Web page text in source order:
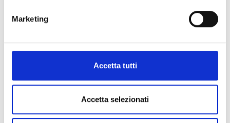
Marketing
Accetta tutti
Accetta selezionati
Simonetta Gasperini, presidente dell'Istituto Paideia, ha sottolineato
il valore dell'iniziativa come momento di condivisione e solidarietà:
ritroviamo per una festa dedicata alle famiglie. Cerchiamo sempre
di creare un momento lieto, aggregativo, perché la parola d'ordine
accompagnata da musica, sfilate e apericena, ma soprattutto
un'occasione per ricordarci quanto sia importante la donazione e il
sostegno a chi ha bisogno. Tutti gli introiti saranno devoluti in